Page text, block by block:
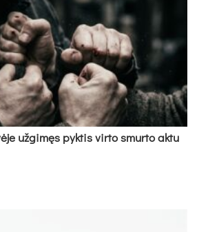
už­gi­męs pyk­tis vir­to smur­to ak­tu